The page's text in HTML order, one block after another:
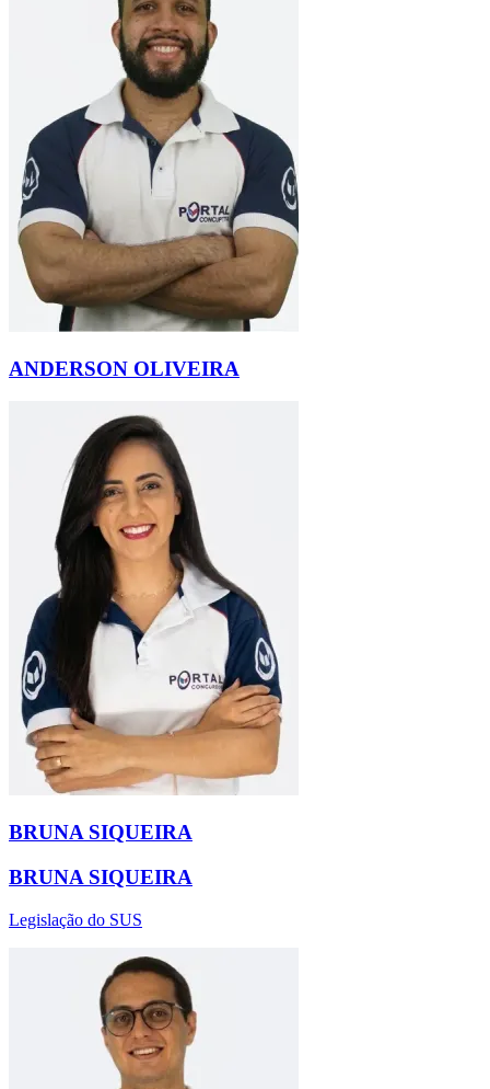
ANDERSON OLIVEIRA
BRUNA SIQUEIRA
BRUNA SIQUEIRA
Legislação do SUS